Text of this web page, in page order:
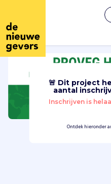
Nederlands
🚨 Dit project
aantal
Inschrijven is
Ontdek hieronder